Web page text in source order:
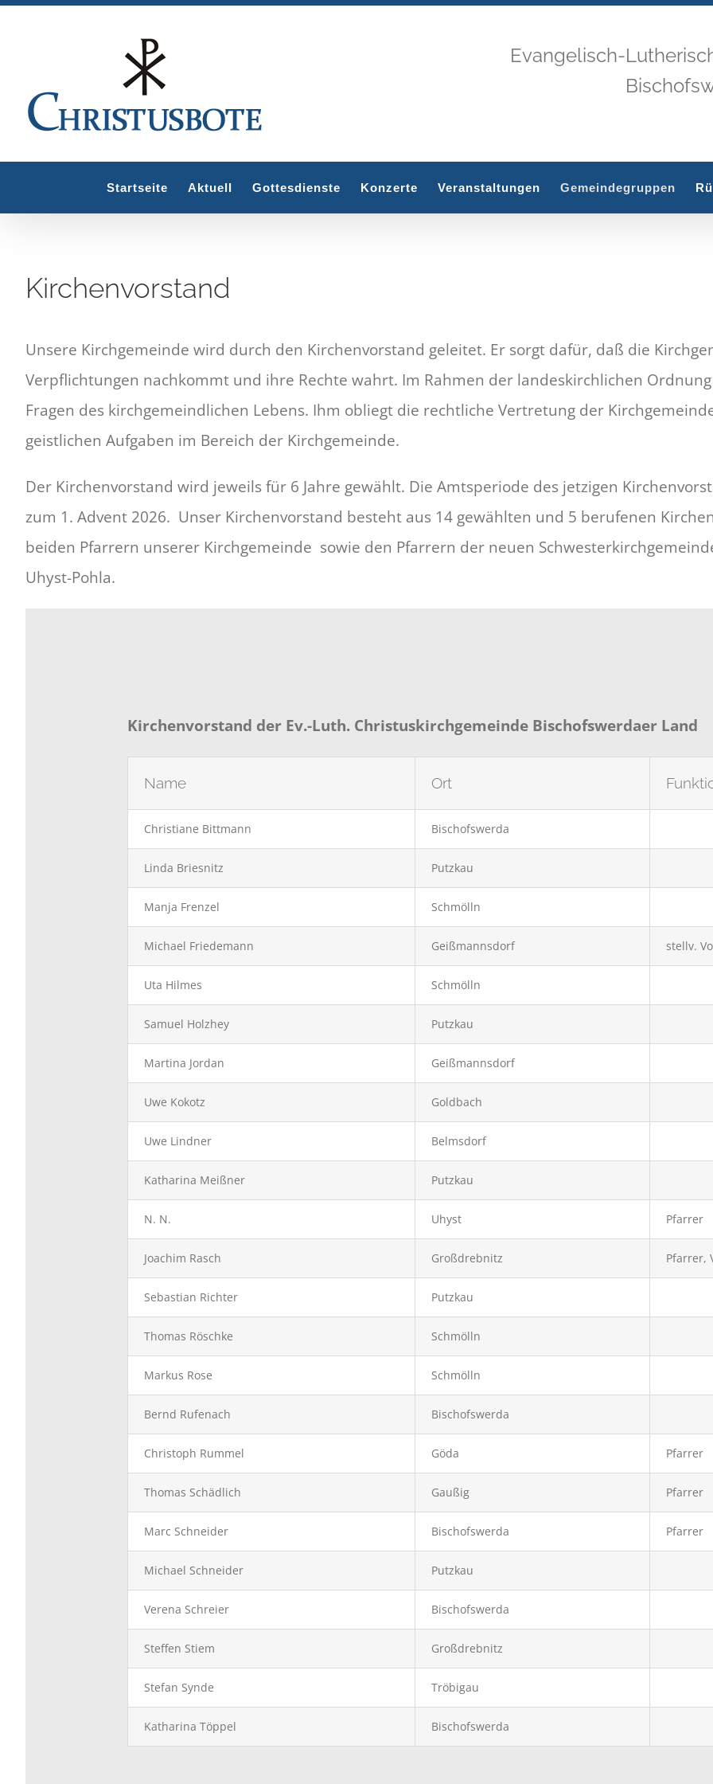
Evangelisch-
Startseite Aktuell Gottesdienste Konzerte Veranstaltungen Gemeindegruppen
Kirchenvorstand
Unsere Kirchgemeinde wird durch den Kirchenvorstand geleitet. Er sorgt dafür, daß die
Verpflichtungen nachkommt und ihre Rechte wahrt. Im Rahmen der landeskirchlichen
Fragen des kirchgemeindlichen Lebens. Ihm obliegt die rechtliche Vertretung der
geistlichen Aufgaben im Bereich der Kirchgemeinde.
Der Kirchenvorstand wird jeweils für 6 Jahre gewählt. Die Amtsperiode des jetzigen
zum 1. Advent 2026. Unser Kirchenvorstand besteht aus 14 gewählten und 5 berufenen
beiden Pfarrern unserer Kirchgemeinde sowie den Pfarrern der neuen
Uhyst-Pohla.
Kirchenvorstand der Ev.-Luth. Christuskirchgemeinde Bischofswerdaer Land
Name Ort
Christiane Bittmann Bischofswerda
Linda Briesnitz Putzkau
Manja Frenzel Schmölln
Michael Friedemann Geißmannsdorf stellv.
Uta Hilmes Schmölln
Samuel Holzhey Putzkau
Martina Jordan Geißmannsdorf
Uwe Kokotz Goldbach
Uwe Lindner Belmsdorf
Katharina Meißner Putzkau
N. N. Uhyst Pfarrer
Joachim Rasch Großdrebnitz Pfarrer,
Sebastian Richter Putzkau
Thomas Röschke Schmölln
Markus Rose Schmölln
Bernd Rufenach Bischofswerda
Christoph Rummel Göda Pfarrer
Thomas Schädlich Gaußig Pfarrer
Marc Schneider Bischofswerda Pfarrer
Michael Schneider Putzkau
Verena Schreier Bischofswerda
Steffen Stiem Großdrebnitz
Stefan Synde Tröbigau
Katharina Töppel Bischofswerda